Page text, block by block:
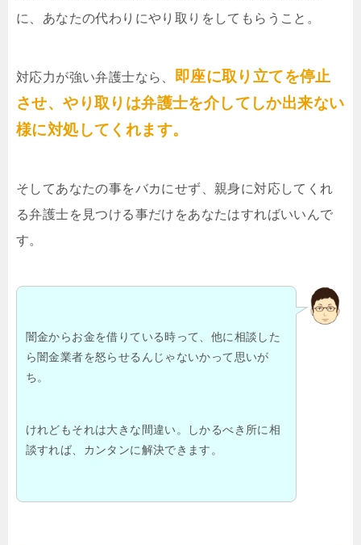
に、あなたの代わりにやり取りをしてもらうこと。
対応力が強い弁護士なら、 即座に取り立てを停止
させ、やり取りは弁護士を介してしか出来ない
様に対処してくれます。
そしてあなたの事をバカにせず、親身に対応してくれ
る弁護士を見つける事だけをあなたはすればいいんで
す。
闇金からお金を借りている時って、他に相談した
ら闇金業者を怒らせるんじゃないかって思いが
ち。
けれどもそれは大きな間違い。しかるべき所に相
談すれば、カンタンに解決できます。